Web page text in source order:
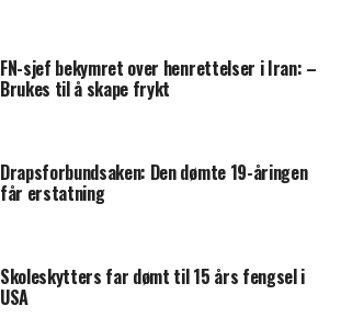
FN-sjef bekymret over henrettelser i Iran: –
Brukes til å skape frykt
Drapsforbundsaken: Den dømte 19-åringen
får erstatning
Skoleskytters far dømt til 15 års fengsel i
USA